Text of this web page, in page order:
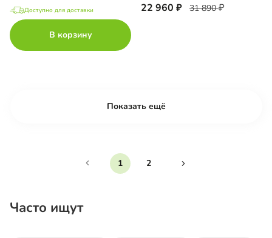
Доступно для доставки
В корзину
22 960 31 890
Показать ещё
1 2
Часто ищут